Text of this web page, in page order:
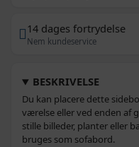
14 dages fortrydelse
Nem kundeservice
BESKRIVELSE
Du kan placere dette
værelse eller ved enden af
stille billeder, planter eller
bruges som sofabord.